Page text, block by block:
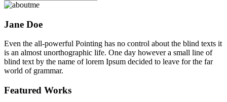
Jane Doe
Even the all-powerful Pointing has no control about the blind texts it
is an almost unorthographic life. One day however a small line of
blind text by the name of lorem Ipsum decided to leave for the far
world of grammar.
Featured Works